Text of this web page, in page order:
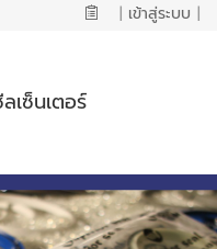
| เข้าสู่ระบบ |
เซ็นเตอร์